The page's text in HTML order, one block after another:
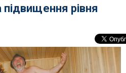
підвищення рівня